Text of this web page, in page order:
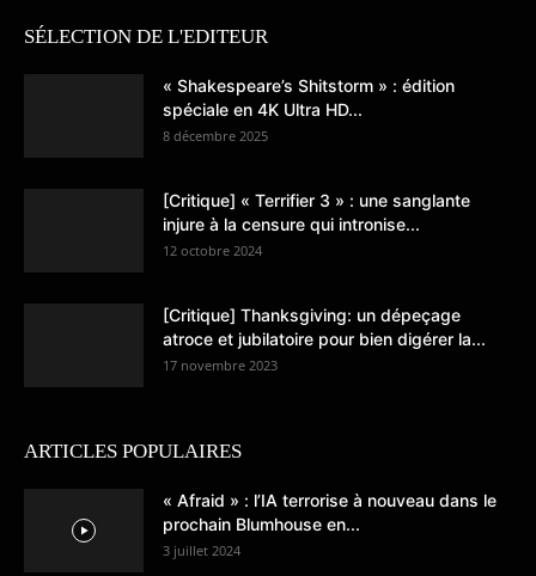
SÉLECTION DE L'EDITEUR
« Shakespeare’s Shitstorm » : édition
spéciale en 4K Ultra HD...
8 décembre 2025
[Critique] « Terrifier 3 » : une sanglante
injure à la censure qui intronise...
12 octobre 2024
[Critique] Thanksgiving: un dépeçage
atroce et jubilatoire pour bien digérer la...
17 novembre 2023
ARTICLES POPULAIRES
« Afraid » : l’IA terrorise à nouveau dans le
prochain Blumhouse en...
3 juillet 2024